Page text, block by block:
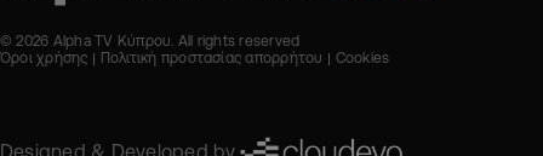
© 2026 Alpha TV Κύπρου. All rights reserved
Όροι χρήσης
Πολιτική προστασίας απορρήτου Cookies
Designed & Developed by